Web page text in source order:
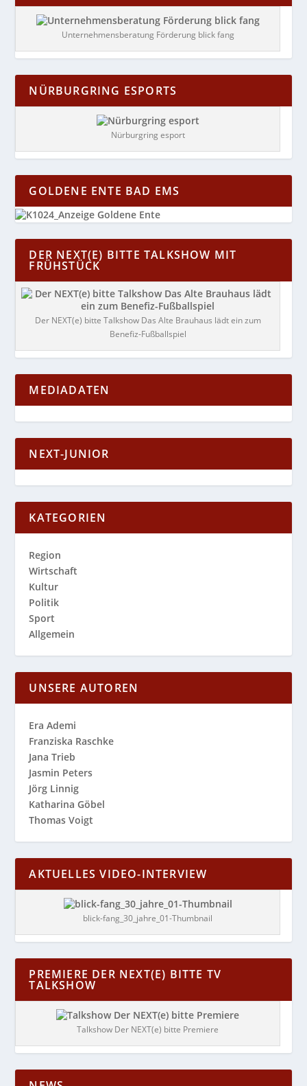
Unternehmensberatung Förderung blick fang
NÜRBURGRING ESPORTS
Nürburgring esport
GOLDENE ENTE BAD EMS
DER NEXT(E) BITTE TALKSHOW MIT
FRÜHSTÜCK
Der NEXT(e) bitte Talkshow Das Alte Brauhaus lädt ein zum
Benefiz-Fußballspiel
MEDIADATEN
NEXT-JUNIOR
KATEGORIEN
Region
Wirtschaft
Kultur
Politik
Sport
Allgemein
UNSERE AUTOREN
Era Ademi
Franziska Raschke
Jana Trieb
Jasmin Peters
Jörg Linnig
Katharina Göbel
Thomas Voigt
AKTUELLES VIDEO-INTERVIEW
blick-fang_30_jahre_01-Thumbnail
PREMIERE DER NEXT(E) BITTE TV
TALKSHOW
Talkshow Der NEXT(e) bitte Premiere